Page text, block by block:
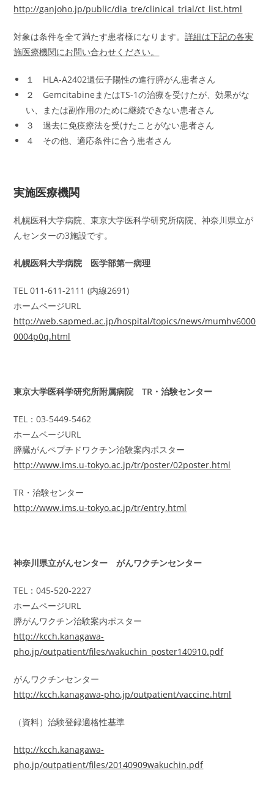
http://ganjoho.jp/public/dia_tre/clinical_trial/ct_list.html
対象は条件を全て満たす患者様になります。詳細は下記の各実
施医療機関にお問い合わせください。
１ HLA-A2402遺伝子陽性の進行膵がん患者さん
２ GemcitabineまたはTS-1の治療を受けたが、効果がな
い、または副作用のために継続できない患者さん
３ 過去に免疫療法を受けたことがない患者さん
４ その他、適応条件に合う患者さん
実施医療機関
札幌医科大学病院、東京大学医科学研究所病院、神奈川県立が
んセンターの3施設です。
札幌医科大学病院 医学部第一病理
TEL 011-611-2111 (内線2691)
ホームページURL
http://web.sapmed.ac.jp/hospital/topics/news/mumhv6000
0004p0q.html
東京大学医科学研究所附属病院 TR・治験センター
TEL：03-5449-5462
ホームページURL
膵臓がんペプチドワクチン治験案内ポスター
http://www.ims.u-tokyo.ac.jp/tr/poster/02poster.html
TR・治験センター
http://www.ims.u-tokyo.ac.jp/tr/entry.html
神奈川県立がんセンター がんワクチンセンター
TEL：045-520-2227
ホームページURL
膵がんワクチン治験案内ポスター
http://kcch.kanagawa-
pho.jp/outpatient/files/wakuchin_poster140910.pdf
がんワクチンセンター
http://kcch.kanagawa-pho.jp/outpatient/vaccine.html
（資料）治験登録適格性基準
http://kcch.kanagawa-
pho.jp/outpatient/files/20140909wakuchin.pdf